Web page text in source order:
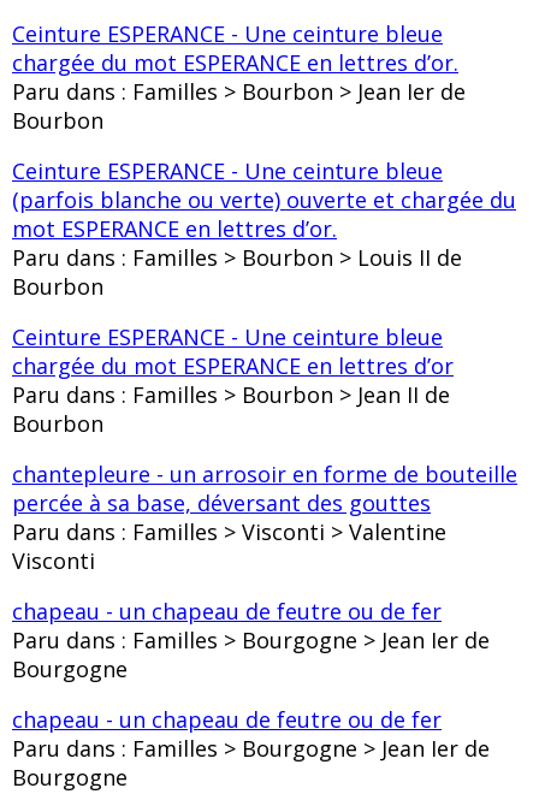
Ceinture ESPERANCE - Une ceinture bleue
chargée du mot ESPERANCE en lettres d’or.
Paru dans : Familles > Bourbon > Jean Ier de
Bourbon
Ceinture ESPERANCE - Une ceinture bleue
(parfois blanche ou verte) ouverte et chargée du
mot ESPERANCE en lettres d’or.
Paru dans : Familles > Bourbon > Louis II de
Bourbon
Ceinture ESPERANCE - Une ceinture bleue
chargée du mot ESPERANCE en lettres d’or
Paru dans : Familles > Bourbon > Jean II de
Bourbon
chantepleure - un arrosoir en forme de bouteille
percée à sa base, déversant des gouttes
Paru dans : Familles > Visconti > Valentine
Visconti
chapeau - un chapeau de feutre ou de fer
Paru dans : Familles > Bourgogne > Jean Ier de
Bourgogne
chapeau - un chapeau de feutre ou de fer
Paru dans : Familles > Bourgogne > Jean Ier de
Bourgogne